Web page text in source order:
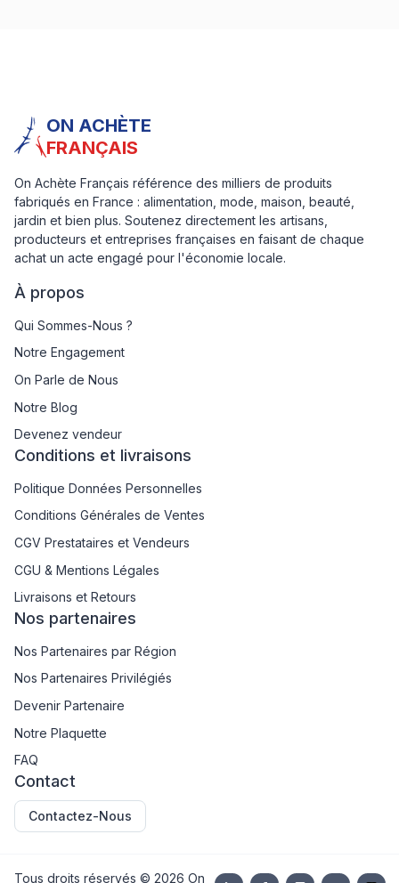
ON ACHÈTE
FRANÇAIS
On Achète Français référence des milliers de produits
fabriqués en France : alimentation, mode, maison, beauté,
jardin et bien plus. Soutenez directement les artisans,
producteurs et entreprises françaises en faisant de chaque
achat un acte engagé pour l'économie locale.
À propos
Qui Sommes-Nous ?
Notre Engagement
On Parle de Nous
Notre Blog
Devenez vendeur
Conditions et livraisons
Politique Données Personnelles
Conditions Générales de Ventes
CGV Prestataires et Vendeurs
CGU & Mentions Légales
Livraisons et Retours
Nos partenaires
Nos Partenaires par Région
Nos Partenaires Privilégiés
Devenir Partenaire
Notre Plaquette
FAQ
Contact
Contactez-Nous
Tous droits réservés © 2026 On